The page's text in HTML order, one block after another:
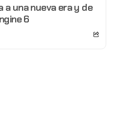
una nueva era y de
6